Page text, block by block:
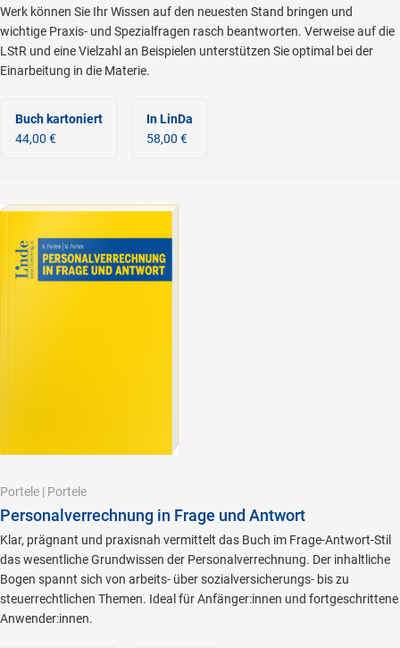
Werk können Sie Ihr Wissen auf den neuesten Stand bringen und
wichtige Praxis- und Spezialfragen rasch beantworten. Verweise auf die
LStR und eine Vielzahl an Beispielen unterstützen Sie optimal bei der
Einarbeitung in die Materie.
Buch kartoniert
44,00 €
In LinDa
58,00 €
Portele | Portele
Personalverrechnung in Frage und Antwort
Klar, prägnant und praxisnah vermittelt das Buch im Frage-Antwort-Stil
das wesentliche Grundwissen der Personalverrechnung. Der inhaltliche
Bogen spannt sich von arbeits- über sozialversicherungs- bis zu
steuerrechtlichen Themen. Ideal für Anfänger:innen und fortgeschrittene
Anwender:innen.